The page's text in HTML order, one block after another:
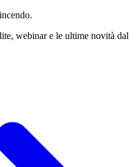
webinar e le ultime novità dal